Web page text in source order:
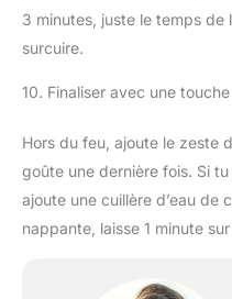
3 minutes, juste le temps de
surcuire.
10. Finaliser avec une touche
Hors du feu, ajoute le zeste
goûte une dernière fois. Si
ajoute une cuillère d’eau de
nappante, laisse 1 minute